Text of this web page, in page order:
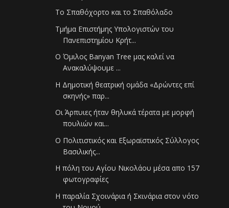
To Σπαθόχορτο και το Σπαθόλαδο
Τμήμα Επιστήμης Υπολογιστών του
Πανεπιστημίου Κρήτ...
Ο Όμιλος Banyan Tree μας καλεί να
Ανακαλύψουμε ...
Η Δημοτική θεατρική ομάδα «Δρώντες επί
σκηνής» παρ...
Οι Άρπυιες ήταν θηλυκά τέρατα με μορφή
πουλιών και...
Ο Πολιτιστικός και Εξωραϊστικός Σύλλογος
Βασιλικής...
Η πόλη του Αγίου Νικολάου μέσα απο 157
φωτογραφίες
Η παραλία Σχοινάρια ή Σκινάρια στον νότο